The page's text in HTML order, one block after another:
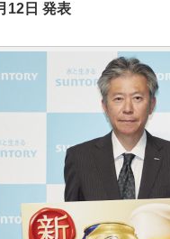
12日 発表